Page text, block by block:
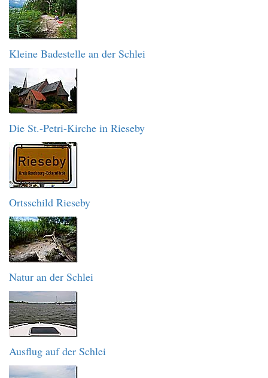
Kleine Badestelle an der Schlei
Die St.-Petri-Kirche in Rieseby
Ortsschild Rieseby
Natur an der Schlei
Ausflug auf der Schlei